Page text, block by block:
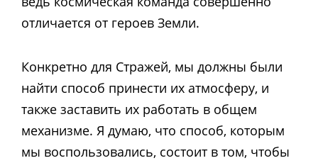
отличается от героев Земли.
Конкретно для Стражей, мы должны были
найти способ принести их атмосферу, и
также заставить их работать в общем
механизме. Я думаю, что способ, которым
мы воспользовались, состоит в том, чтобы